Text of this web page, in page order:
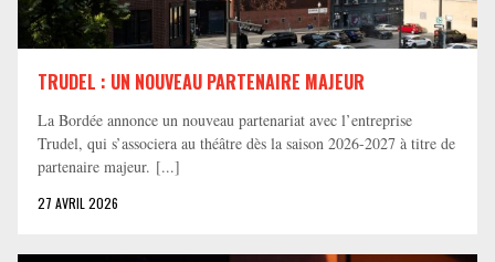
TRUDEL : UN NOUVEAU PARTENAIRE MAJEUR
La Bordée annonce un nouveau partenariat avec l’entreprise
Trudel, qui s’associera au théâtre dès la saison 2026-2027 à titre de
partenaire majeur. [...]
27 AVRIL 2026